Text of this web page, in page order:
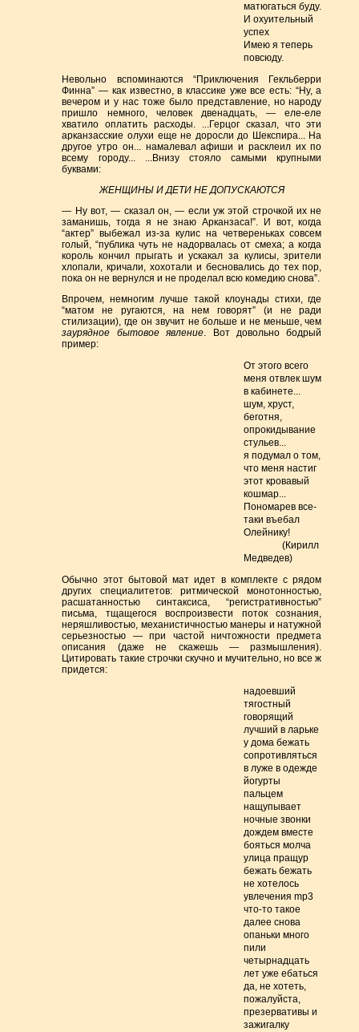
матюгаться буду.
И охуительный
успех
Имею я теперь
повсюду.
Невольно вспоминаются “Приключения Гекльберри
Финна” — как известно, в классике уже все есть: “Ну, а
вечером и у нас тоже было представление, но народу
пришло немного, человек двенадцать, — еле-еле
хватило оплатить расходы. ...Герцог сказал, что эти
арканзасские олухи еще не доросли до Шекспира... На
другое утро он... намалевал афиши и расклеил их по
всему городу... ...Внизу стояло самыми крупными
буквами:
ЖЕНЩИНЫ И ДЕТИ НЕ ДОПУСКАЮТСЯ
— Ну вот, — сказал он, — если уж этой строчкой их не
заманишь, тогда я не знаю Арканзаса!”. И вот, когда
“актер” выбежал из-за кулис на четвереньках совсем
голый, “публика чуть не надорвалась от смеха; а когда
король кончил прыгать и ускакал за кулисы, зрители
хлопали, кричали, хохотали и бесновались до тех пор,
пока он не вернулся и не проделал всю комедию снова”.
Впрочем, немногим лучше такой клоунады стихи, где
“матом не ругаются, на нем говорят” (и не ради
стилизации), где он звучит не больше и не меньше, чем
заурядное бытовое явление. Вот довольно бодрый
пример:
От этого всего
меня отвлек шум
в кабинете...
шум, хруст,
беготня,
опрокидывание
стульев...
я подумал о том,
что меня настиг
этот кровавый
кошмар...
Пономарев все-
таки въебал
Олейнику!
(Кирилл
Медведев)
Обычно этот бытовой мат идет в комплекте с рядом
других специалитетов: ритмической монотонностью,
расшатанностью синтаксиса, “регистративностью”
письма, тщащегося воспроизвести поток сознания,
неряшливостью, механистичностью манеры и натужной
серьезностью — при частой ничтожности предмета
описания (даже не скажешь — размышления).
Цитировать такие строчки скучно и мучительно, но все ж
придется:
надоевший
тягостный
говорящий
лучший в ларьке
у дома бежать
сопротивляться
в луже в одежде
йогурты
пальцем
нащупывает
ночные звонки
дождем вместе
бояться молча
улица пращур
бежать бежать
не хотелось
увлечения mp3
что-то такое
далее снова
опаньки много
пили
четырнадцать
лет уже ебаться
да, не хотеть,
пожалуйста,
презервативы и
зажигалку